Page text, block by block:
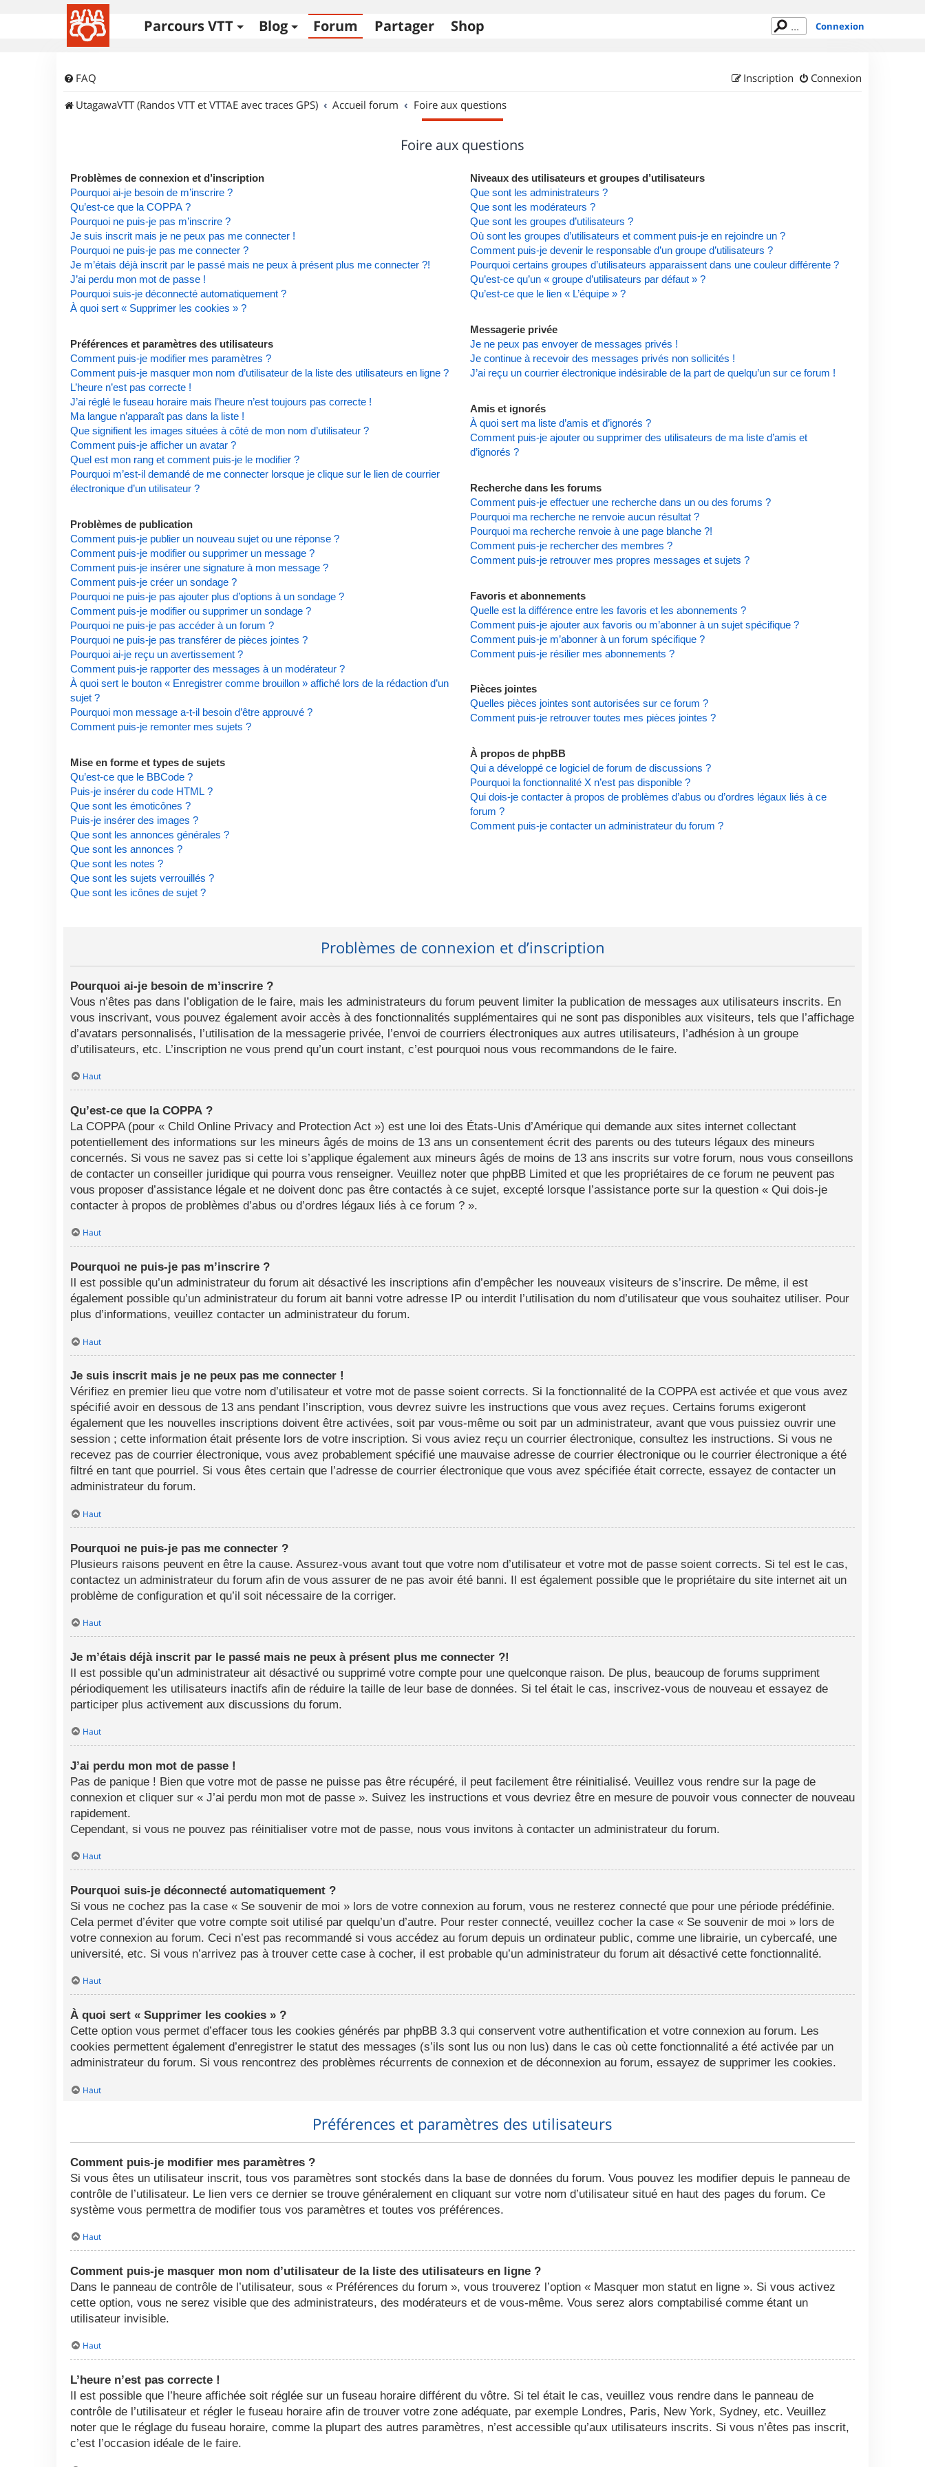
Parcours VTT Blog Forum Partager Shop Connexion
FAQ Connexion
Inscription
UtagawaVTT (Randos VTT et VTTAE avec traces GPS)
Accueil forum Foire aux questions
Foire aux questions
Problèmes de connexion et d’inscription
Pourquoi ai-je besoin de m’inscrire ?
Qu’est-ce que la COPPA ?
Pourquoi ne puis-je pas m’inscrire ?
Je suis inscrit mais je ne peux pas me connecter !
Pourquoi ne puis-je pas me connecter ?
Je m’étais déjà inscrit par le passé mais ne peux à présent plus me connecter ?!
J’ai perdu mon mot de passe !
Pourquoi suis-je déconnecté automatiquement ?
À quoi sert « Supprimer les cookies » ?
Préférences et paramètres des utilisateurs
Comment puis-je modifier mes paramètres ?
Comment puis-je masquer mon nom d’utilisateur de la liste des utilisateurs en ligne ?
L’heure n’est pas correcte !
J’ai réglé le fuseau horaire mais l’heure n’est toujours pas correcte !
Ma langue n’apparaît pas dans la liste !
Que signifient les images situées à côté de mon nom d’utilisateur ?
Comment puis-je afficher un avatar ?
Quel est mon rang et comment puis-je le modifier ?
Pourquoi m’est-il demandé de me connecter lorsque je clique sur le lien de courrier
électronique d’un utilisateur ?
Problèmes de publication
Comment puis-je publier un nouveau sujet ou une réponse ?
Comment puis-je modifier ou supprimer un message ?
Comment puis-je insérer une signature à mon message ?
Comment puis-je créer un sondage ?
Pourquoi ne puis-je pas ajouter plus d’options à un sondage ?
Comment puis-je modifier ou supprimer un sondage ?
Pourquoi ne puis-je pas accéder à un forum ?
Pourquoi ne puis-je pas transférer de pièces jointes ?
Pourquoi ai-je reçu un avertissement ?
Comment puis-je rapporter des messages à un modérateur ?
À quoi sert le bouton « Enregistrer comme brouillon » affiché lors de la rédaction d’un
sujet ?
Pourquoi mon message a-t-il besoin d’être approuvé ?
Comment puis-je remonter mes sujets ?
Mise en forme et types de sujets
Qu’est-ce que le BBCode ?
Puis-je insérer du code HTML ?
Que sont les émoticônes ?
Puis-je insérer des images ?
Que sont les annonces générales ?
Que sont les annonces ?
Que sont les notes ?
Que sont les sujets verrouillés ?
Que sont les icônes de sujet ?
Niveaux des utilisateurs et groupes d’utilisateurs
Que sont les administrateurs ?
Que sont les modérateurs ?
Que sont les groupes d’utilisateurs ?
Où sont les groupes d’utilisateurs et comment puis-je en rejoindre un ?
Comment puis-je devenir le responsable d’un groupe d’utilisateurs ?
Pourquoi certains groupes d’utilisateurs apparaissent dans une couleur différente ?
Qu’est-ce qu’un « groupe d’utilisateurs par défaut » ?
Qu’est-ce que le lien « L’équipe » ?
Messagerie privée
Je ne peux pas envoyer de messages privés !
Je continue à recevoir des messages privés non sollicités !
J’ai reçu un courrier électronique indésirable de la part de quelqu’un sur ce forum !
Amis et ignorés
À quoi sert ma liste d’amis et d’ignorés ?
Comment puis-je ajouter ou supprimer des utilisateurs de ma liste d’amis et
d’ignorés ?
Recherche dans les forums
Comment puis-je effectuer une recherche dans un ou des forums ?
Pourquoi ma recherche ne renvoie aucun résultat ?
Pourquoi ma recherche renvoie à une page blanche ?!
Comment puis-je rechercher des membres ?
Comment puis-je retrouver mes propres messages et sujets ?
Favoris et abonnements
Quelle est la différence entre les favoris et les abonnements ?
Comment puis-je ajouter aux favoris ou m’abonner à un sujet spécifique ?
Comment puis-je m’abonner à un forum spécifique ?
Comment puis-je résilier mes abonnements ?
Pièces jointes
Quelles pièces jointes sont autorisées sur ce forum ?
Comment puis-je retrouver toutes mes pièces jointes ?
À propos de phpBB
Qui a développé ce logiciel de forum de discussions ?
Pourquoi la fonctionnalité X n’est pas disponible ?
Qui dois-je contacter à propos de problèmes d’abus ou d’ordres légaux liés à ce
forum ?
Comment puis-je contacter un administrateur du forum ?
Problèmes de connexion et d’inscription
Pourquoi ai-je besoin de m’inscrire ?
Vous n’êtes pas dans l’obligation de le faire, mais les administrateurs du forum peuvent limiter la publication de messages aux utilisateurs inscrits. En
vous inscrivant, vous pouvez également avoir accès à des fonctionnalités supplémentaires qui ne sont pas disponibles aux visiteurs, tels que l’affichage
d’avatars personnalisés, l’utilisation de la messagerie privée, l’envoi de courriers électroniques aux autres utilisateurs, l’adhésion à un groupe
d’utilisateurs, etc. L’inscription ne vous prend qu’un court instant, c’est pourquoi nous vous recommandons de le faire.
Haut
Qu’est-ce que la COPPA ?
La COPPA (pour « Child Online Privacy and Protection Act ») est une loi des États-Unis d’Amérique qui demande aux sites internet collectant
potentiellement des informations sur les mineurs âgés de moins de 13 ans un consentement écrit des parents ou des tuteurs légaux des mineurs
concernés. Si vous ne savez pas si cette loi s’applique également aux mineurs âgés de moins de 13 ans inscrits sur votre forum, nous vous conseillons
de contacter un conseiller juridique qui pourra vous renseigner. Veuillez noter que phpBB Limited et que les propriétaires de ce forum ne peuvent pas
vous proposer d’assistance légale et ne doivent donc pas être contactés à ce sujet, excepté lorsque l’assistance porte sur la question « Qui dois-je
contacter à propos de problèmes d’abus ou d’ordres légaux liés à ce forum ? ».
Haut
Pourquoi ne puis-je pas m’inscrire ?
Il est possible qu’un administrateur du forum ait désactivé les inscriptions afin d’empêcher les nouveaux visiteurs de s’inscrire. De même, il est
également possible qu’un administrateur du forum ait banni votre adresse IP ou interdit l’utilisation du nom d’utilisateur que vous souhaitez utiliser. Pour
plus d’informations, veuillez contacter un administrateur du forum.
Haut
Je suis inscrit mais je ne peux pas me connecter !
Vérifiez en premier lieu que votre nom d’utilisateur et votre mot de passe soient corrects. Si la fonctionnalité de la COPPA est activée et que vous avez
spécifié avoir en dessous de 13 ans pendant l’inscription, vous devrez suivre les instructions que vous avez reçues. Certains forums exigeront
également que les nouvelles inscriptions doivent être activées, soit par vous-même ou soit par un administrateur, avant que vous puissiez ouvrir une
session ; cette information était présente lors de votre inscription. Si vous aviez reçu un courrier électronique, consultez les instructions. Si vous ne
recevez pas de courrier électronique, vous avez probablement spécifié une mauvaise adresse de courrier électronique ou le courrier électronique a été
filtré en tant que pourriel. Si vous êtes certain que l’adresse de courrier électronique que vous avez spécifiée était correcte, essayez de contacter un
administrateur du forum.
Haut
Pourquoi ne puis-je pas me connecter ?
Plusieurs raisons peuvent en être la cause. Assurez-vous avant tout que votre nom d’utilisateur et votre mot de passe soient corrects. Si tel est le cas,
contactez un administrateur du forum afin de vous assurer de ne pas avoir été banni. Il est également possible que le propriétaire du site internet ait un
problème de configuration et qu’il soit nécessaire de la corriger.
Haut
Je m’étais déjà inscrit par le passé mais ne peux à présent plus me connecter ?!
Il est possible qu’un administrateur ait désactivé ou supprimé votre compte pour une quelconque raison. De plus, beaucoup de forums suppriment
périodiquement les utilisateurs inactifs afin de réduire la taille de leur base de données. Si tel était le cas, inscrivez-vous de nouveau et essayez de
participer plus activement aux discussions du forum.
Haut
J’ai perdu mon mot de passe !
Pas de panique ! Bien que votre mot de passe ne puisse pas être récupéré, il peut facilement être réinitialisé. Veuillez vous rendre sur la page de
connexion et cliquer sur « J’ai perdu mon mot de passe ». Suivez les instructions et vous devriez être en mesure de pouvoir vous connecter de nouveau
rapidement.
Cependant, si vous ne pouvez pas réinitialiser votre mot de passe, nous vous invitons à contacter un administrateur du forum.
Haut
Pourquoi suis-je déconnecté automatiquement ?
Si vous ne cochez pas la case « Se souvenir de moi » lors de votre connexion au forum, vous ne resterez connecté que pour une période prédéfinie.
Cela permet d’éviter que votre compte soit utilisé par quelqu’un d’autre. Pour rester connecté, veuillez cocher la case « Se souvenir de moi » lors de
votre connexion au forum. Ceci n’est pas recommandé si vous accédez au forum depuis un ordinateur public, comme une librairie, un cybercafé, une
université, etc. Si vous n’arrivez pas à trouver cette case à cocher, il est probable qu’un administrateur du forum ait désactivé cette fonctionnalité.
Haut
À quoi sert « Supprimer les cookies » ?
Cette option vous permet d’effacer tous les cookies générés par phpBB 3.3 qui conservent votre authentification et votre connexion au forum. Les
cookies permettent également d’enregistrer le statut des messages (s’ils sont lus ou non lus) dans le cas où cette fonctionnalité a été activée par un
administrateur du forum. Si vous rencontrez des problèmes récurrents de connexion et de déconnexion au forum, essayez de supprimer les cookies.
Haut
Préférences et paramètres des utilisateurs
Comment puis-je modifier mes paramètres ?
Si vous êtes un utilisateur inscrit, tous vos paramètres sont stockés dans la base de données du forum. Vous pouvez les modifier depuis le panneau de
contrôle de l’utilisateur. Le lien vers ce dernier se trouve généralement en cliquant sur votre nom d’utilisateur situé en haut des pages du forum. Ce
système vous permettra de modifier tous vos paramètres et toutes vos préférences.
Haut
Comment puis-je masquer mon nom d’utilisateur de la liste des utilisateurs en ligne ?
Dans le panneau de contrôle de l’utilisateur, sous « Préférences du forum », vous trouverez l’option « Masquer mon statut en ligne ». Si vous activez
cette option, vous ne serez visible que des administrateurs, des modérateurs et de vous-même. Vous serez alors comptabilisé comme étant un
utilisateur invisible.
Haut
L’heure n’est pas correcte !
Il est possible que l’heure affichée soit réglée sur un fuseau horaire différent du vôtre. Si tel était le cas, veuillez vous rendre dans le panneau de
contrôle de l’utilisateur et régler le fuseau horaire afin de trouver votre zone adéquate, par exemple Londres, Paris, New York, Sydney, etc. Veuillez
noter que le réglage du fuseau horaire, comme la plupart des autres paramètres, n’est accessible qu’aux utilisateurs inscrits. Si vous n’êtes pas inscrit,
c’est l’occasion idéale de le faire.